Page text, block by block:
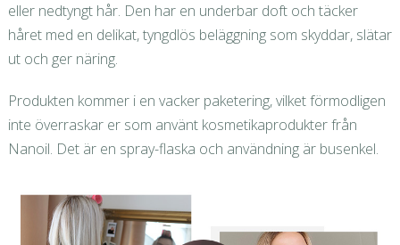
eller nedtyngt hår. Den har en underbar doft och täcker
håret med en delikat, tyngdlös beläggning som skyddar, slätar
ut och ger näring.
Produkten kommer i en vacker paketering, vilket förmodligen
inte överraskar er som använt kosmetikaprodukter från
Nanoil. Det är en spray-flaska och användning är busenkel.